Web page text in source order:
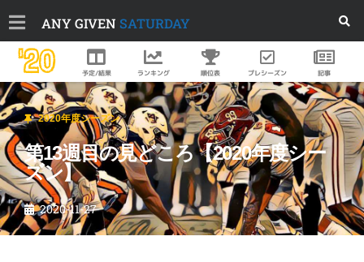
ANY GIVEN SATURDAY
'20 予定/結果 ランキング 順位表 プレシーズン 記事
2020年度シーズン
第13週目の見どころ【2020年度シー
ズン】
2020-11-27